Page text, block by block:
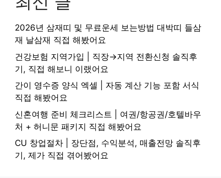
2026년 삼재띠 및 무료운세 보는방법 대박띠 들삼
재 날삼재 직접 해봤어요
건강보험 지역가입 | 직장→지역 전환신청 솔직후
기, 직접 해보니 이랬어요
간이 영수증 양식 엑셀 | 자동 계산 기능 포함 서식
직접 해봤어요
신혼여행 준비 체크리스트 | 여권/항공권/호텔바우
처 + 허니문 패키지 직접 해봤어요
CU 창업절차 | 장단점, 수익분석, 매출전망 솔직후
기, 제가 직접 겪어봤어요